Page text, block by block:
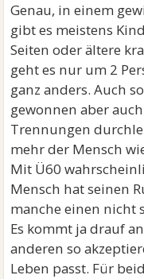
Genau, in einem
gibt es meistens
Seiten oder ältere
geht es nur um 2
ganz anders. Auch
gewonnen aber
Trennungen
mehr der Mensch
Mit Ü60
Mensch hat seinen
manche einen nicht
Es kommt ja drauf
anderen so
Leben passt. Für